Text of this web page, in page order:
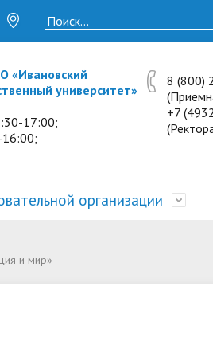
«Ивановский
университет»
17:00;
8 (800)
+7
организации
и мир»